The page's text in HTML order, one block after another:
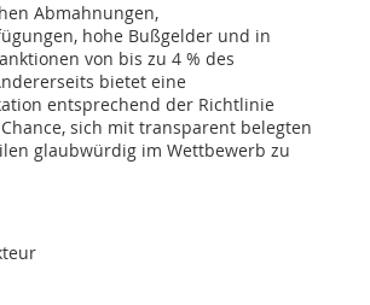
Abmahnungen,
hohe Bußgelder und in
von bis zu 4 % des
bietet eine
entsprechend der Richtlinie
sich mit transparent belegten
glaubwürdig im Wettbewerb zu